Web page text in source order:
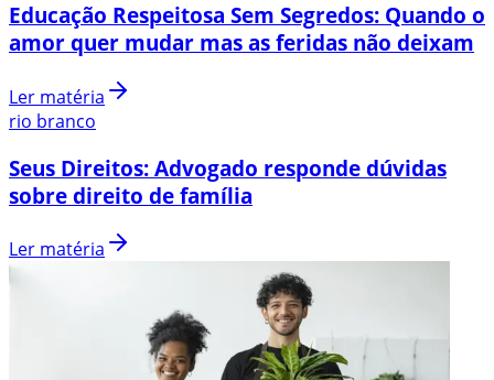
Educação Respeitosa Sem Segredos: Quando o
amor quer mudar mas as feridas não deixam
Ler matéria
rio branco
Seus Direitos: Advogado responde dúvidas
sobre direito de família
Ler matéria